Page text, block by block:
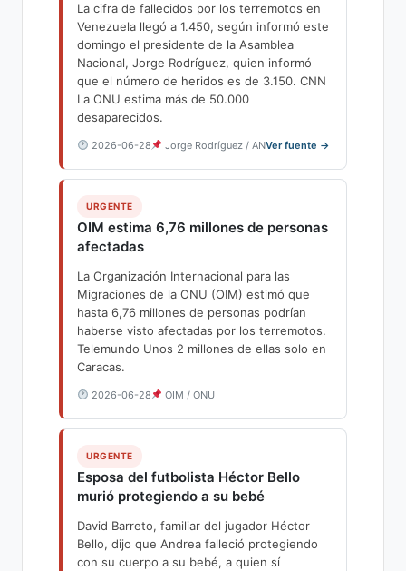
La cifra de fallecidos por los terremotos en
Venezuela llegó a 1.450, según informó este
domingo el presidente de la Asamblea
Nacional, Jorge Rodríguez, quien informó
que el número de heridos es de 3.150. CNN
La ONU estima más de 50.000
desaparecidos.
2026-06-28 Jorge Rodríguez / ANVer fuente →
URGENTE
OIM estima 6,76 millones de personas
afectadas
La Organización Internacional para las
Migraciones de la ONU (OIM) estimó que
hasta 6,76 millones de personas podrían
haberse visto afectadas por los terremotos.
Telemundo Unos 2 millones de ellas solo en
Caracas.
2026-06-28 OIM / ONU
URGENTE
Esposa del futbolista Héctor Bello
murió protegiendo a su bebé
David Barreto, familiar del jugador Héctor
Bello, dijo que Andrea falleció protegiendo
con su cuerpo a su bebé, a quien sí